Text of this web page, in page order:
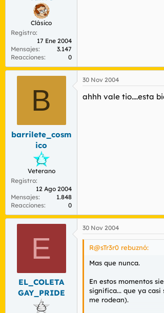
Clásico
Registro
17 Ene 2004
Mensajes
3.147
Reacciones
0
B
barrilete_cosm
ico
Veterano
Registro
12 Ago 2004
Mensajes
1.848
Reacciones
0
30 Nov 2004
ahhh vale tio....esta
E
EL_COLETA
GAY_PRIDE
30 Nov 2004
R@sTr3r0 rebuznó:
Mas que nunca.
En estos momentos
significa... que ya
me rodean).